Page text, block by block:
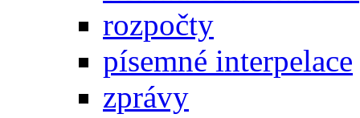
rozpočty
písemné interpelace
zprávy